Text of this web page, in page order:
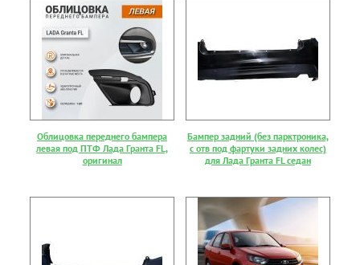
Облицовка переднего бампера
левая под ПТФ Лада Гранта FL,
оригинал
Бампер задний (без парктроника,
с отв под фартуки задних колес)
для Лада Гранта FL седан